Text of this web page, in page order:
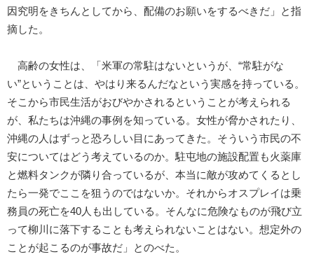
因究明をきちんとしてから、配備のお願いをするべきだ」と指
摘した。
高齢の女性は、「米軍の常駐はないというが、“常駐がな
い”ということは、やはり来るんだなという実感を持っている。
そこから市民生活がおびやかされるということが考えられる
が、私たちは沖縄の事例を知っている。女性が脅かされたり、
沖縄の人はずっと恐ろしい目にあってきた。そういう市民の不
安についてはどう考えているのか。駐屯地の施設配置も火薬庫
と燃料タンクが隣り合っているが、本当に敵が攻めてくるとし
たら一発でここを狙うのではないか。それからオスプレイは乗
務員の死亡を40人も出している。そんなに危険なものが飛び立
って柳川に落下することも考えられないことはない。想定外の
ことが起こるのが事故だ」とのべた。